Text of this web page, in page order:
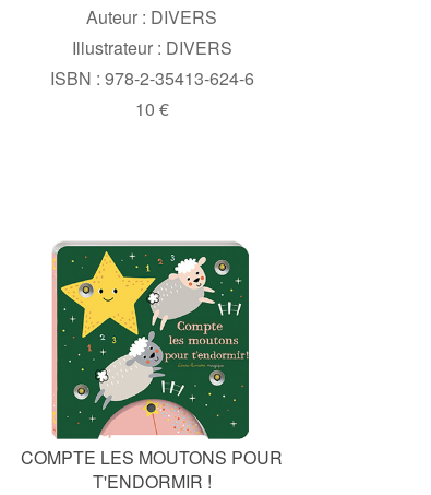
Auteur : DIVERS
Illustrateur : DIVERS
ISBN : 978-2-35413-624-6
10 €
COMPTE LES MOUTONS POUR
T'ENDORMIR !